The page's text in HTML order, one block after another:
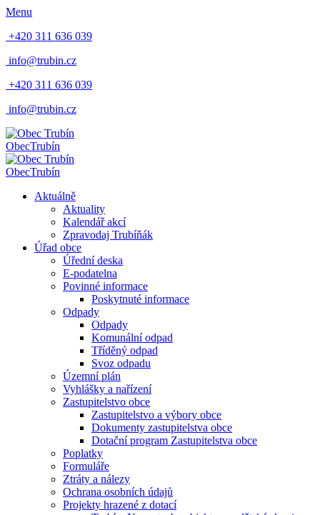
Menu
+420 311 636 039
info@trubin.cz
+420 311 636 039
info@trubin.cz
ObecTrubín
ObecTrubín
Aktuálně
Aktuality
Kalendář akcí
Zpravodaj Trubíňák
Úřad obce
Úřední deska
E-podatelna
Povinné informace
Poskytnuté informace
Odpady
Odpady
Komunální odpad
Tříděný odpad
Svoz odpadu
Územní plán
Vyhlášky a nařízení
Zastupitelstvo obce
Zastupitelstvo a výbory obce
Dokumenty zastupitelstva obce
Dotační program Zastupitelstva obce
Poplatky
Formuláře
Ztráty a nálezy
Ochrana osobních údajů
Projekty hrazené z dotací